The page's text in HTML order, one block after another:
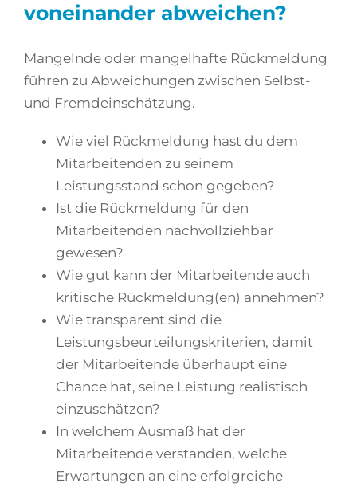
voneinander abweichen?
Mangelnde oder mangelhafte Rückmeldung
führen zu Abweichungen zwischen Selbst-
und Fremdeinschätzung.
Wie viel Rückmeldung hast du dem
Mitarbeitenden zu seinem
Leistungsstand schon gegeben?
Ist die Rückmeldung für den
Mitarbeitenden nachvollziehbar
gewesen?
Wie gut kann der Mitarbeitende auch
kritische Rückmeldung(en) annehmen?
Wie transparent sind die
Leistungsbeurteilungskriterien, damit
der Mitarbeitende überhaupt eine
Chance hat, seine Leistung realistisch
einzuschätzen?
In welchem Ausmaß hat der
Mitarbeitende verstanden, welche
Erwartungen an eine erfolgreiche